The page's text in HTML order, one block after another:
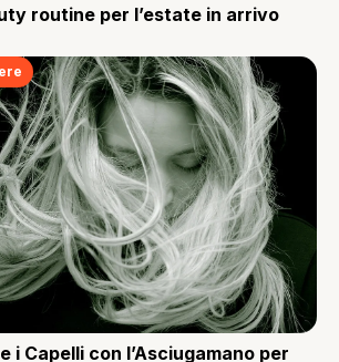
routine per l’estate in arrivo
i Capelli con l’Asciugamano per